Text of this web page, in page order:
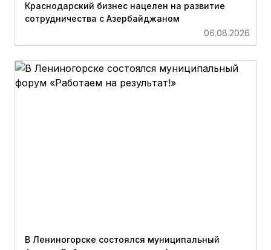
Краснодарский бизнес нацелен на развитие
сотрудничества с Азербайджаном
06.08.2026
В Лениногорске состоялся муниципальный